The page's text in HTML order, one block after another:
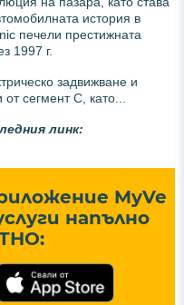
история в
печели престижната
1997 г.
задвижване и
сегмент C, като...
линк:
MyVe
напълно